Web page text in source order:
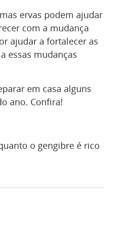
ervas podem ajudar
com a mudança
ajudar a fortalecer as
essas mudanças
em casa alguns
ano. Confira!
o gengibre é rico